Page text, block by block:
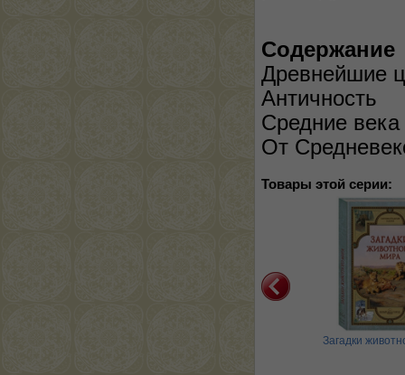
Содержание
Древнейшие
Античность
Средние века
От
Товары этой серии:
Загадки